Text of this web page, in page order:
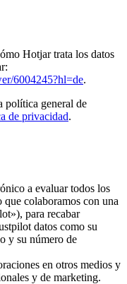
Hotjar trata los datos
6004245?hl=de.
política general de
de privacidad.
a evaluar todos los
colaboramos con una
para recabar
datos como su
y su número de
en otros medios y
y de marketing.